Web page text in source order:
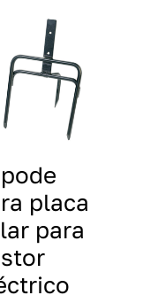
placa
para